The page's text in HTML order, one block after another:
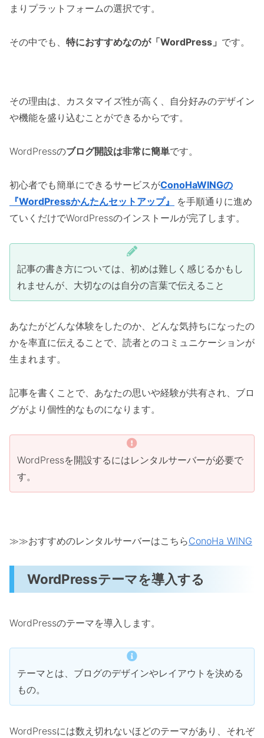
まりプラットフォームの選択です。
その中でも、 特におすすめなのが「WordPress」 です。
その理由は、カスタマイズ性が高く、自分好みのデザイン
や機能を盛り込むことができるからです。
WordPressのブログ開設は非常に簡単です。
初心者でも簡単にできるサービスがConoHaWINGの
『WordPressかんたんセットアップ』
を手順通りに進め
ていくだけでWordPressのインストールが完了します。
記事の書き方については、初めは難しく感じるかもし
れませんが、大切なのは自分の言葉で伝えること
あなたがどんな体験をしたのか、どんな気持ちになったの
かを率直に伝えることで、読者とのコミュニケーションが
生まれます。
記事を書くことで、あなたの思いや経験が共有され、ブロ
グがより個性的なものになります。
WordPressを開設するにはレンタルサーバーが必要で
す。
≫≫おすすめのレンタルサーバーはこちらConoHa WING
WordPressテーマを導入する
WordPressのテーマを導入します。
テーマとは、ブログのデザインやレイアウトを決める
もの。
WordPressには数え切れないほどのテーマがあり、それぞ